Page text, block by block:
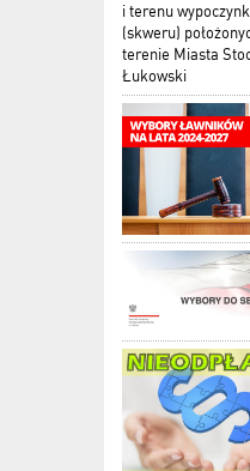
i terenu
(skweru)
terenie Miasta
Łukowski